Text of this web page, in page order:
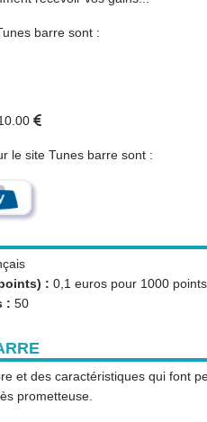
barre sont :
le site Tunes barre sont :
: 0,1 euros pour 1000 points
: 50
et des caractéristiques qui font
prometteuse.